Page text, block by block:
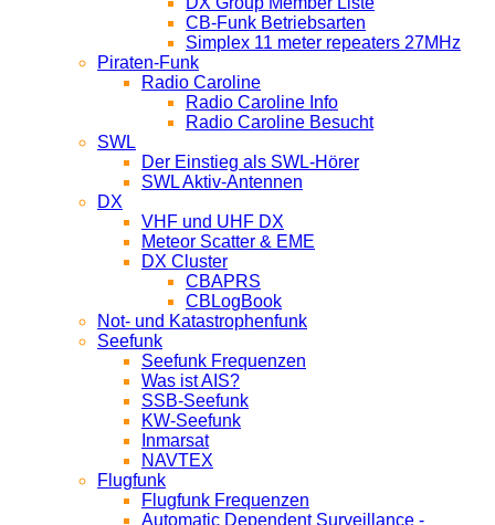
CB-Funk Betriebsarten
Simplex 11 meter repeaters 27MHz
Piraten-Funk
Radio Caroline
Radio Caroline Info
Radio Caroline Besucht
SWL
Der Einstieg als SWL-Hörer
SWL Aktiv-Antennen
DX
VHF und UHF DX
Meteor Scatter & EME
DX Cluster
CBAPRS
CBLogBook
Not- und Katastrophenfunk
Seefunk
Seefunk Frequenzen
Was ist AIS?
SSB-Seefunk
KW-Seefunk
In­mar­sat
NAV­TEX
Flugfunk
Flugfunk Frequenzen
Automatic Dependent Surveillance -